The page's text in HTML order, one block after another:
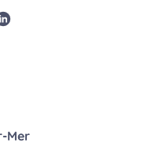
de lade la
Instagram
Page Linkedin
de la mairie
Mer